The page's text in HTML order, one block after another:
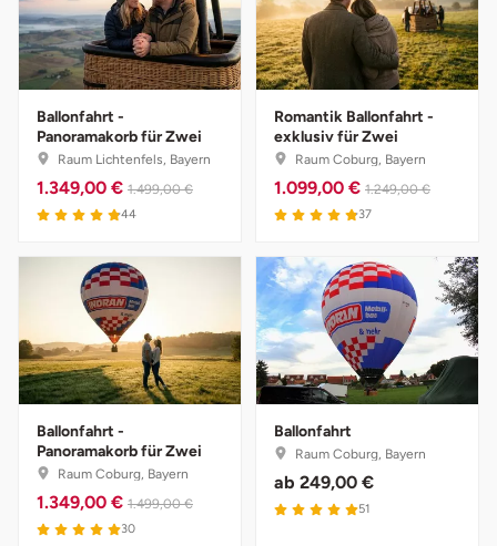
Ballonfahrt -
Panoramakorb für Zwei
Raum Lichtenfels, Bayern
1.349,00 € 1.499,00 €
44
Romantik Ballonfahrt -
exklusiv für Zwei
Raum Coburg, Bayern
1.099,00 € 1.249,00 €
37
Ballonfahrt -
Panoramakorb für Zwei
Raum Coburg, Bayern
1.349,00 € 1.499,00 €
30
Ballonfahrt
Raum Coburg, Bayern
ab 249,00 €
51